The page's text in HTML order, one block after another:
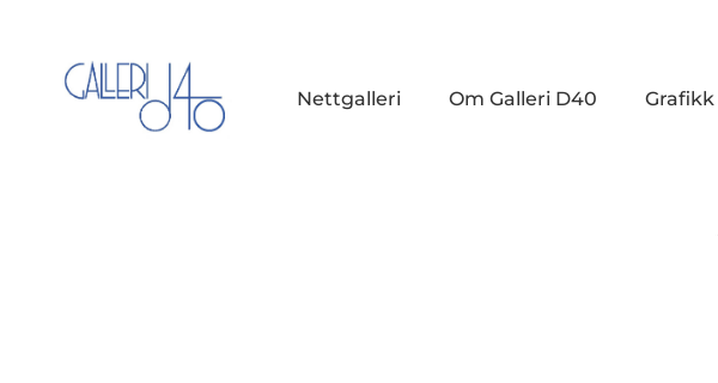
Nettgalleri Om Galleri D40 Grafikk